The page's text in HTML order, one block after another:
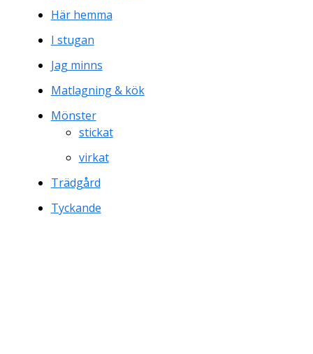
Här hemma
I stugan
Jag minns
Matlagning & kök
Mönster
stickat
virkat
Trädgård
Tyckande